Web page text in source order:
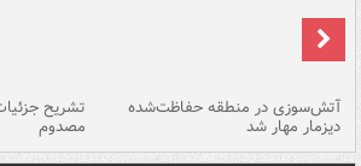
آتش‌سوزی در منطقه حفاظت‌شده
دیزمار مهار شد مصدوم